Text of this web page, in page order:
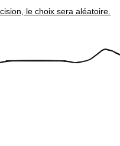
le choix sera aléatoire.